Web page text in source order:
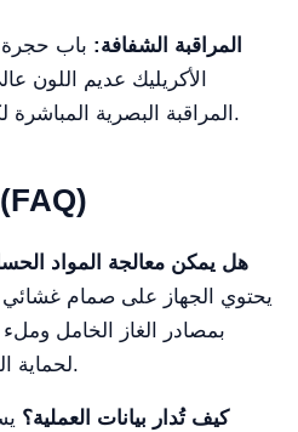
المراقبة الشفافة: باب
الأكريليك عديم اللون
المراقبة البصرية المباشرة لكامل عملية التسامي.
الأسئلة المتكررة (FAQ)
هل يمكن معالجة المواد
يحتوي الجهاز على صمام غشائي
بمصادر الغاز الخامل
لحماية المواد القابلة للأكسدة.
كيف تُدار بيانات العملية؟